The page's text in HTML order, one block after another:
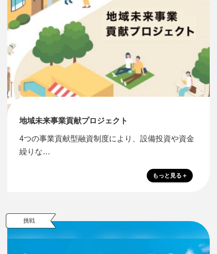
地域未来事業貢献プロジェクト
4つの事業貢献型融資制度により、設備投資や資金
繰りな…
挑戦